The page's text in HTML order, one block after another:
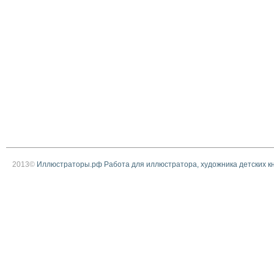
2013© Иллюстраторы.рф Работа для иллюстратора, художника детских